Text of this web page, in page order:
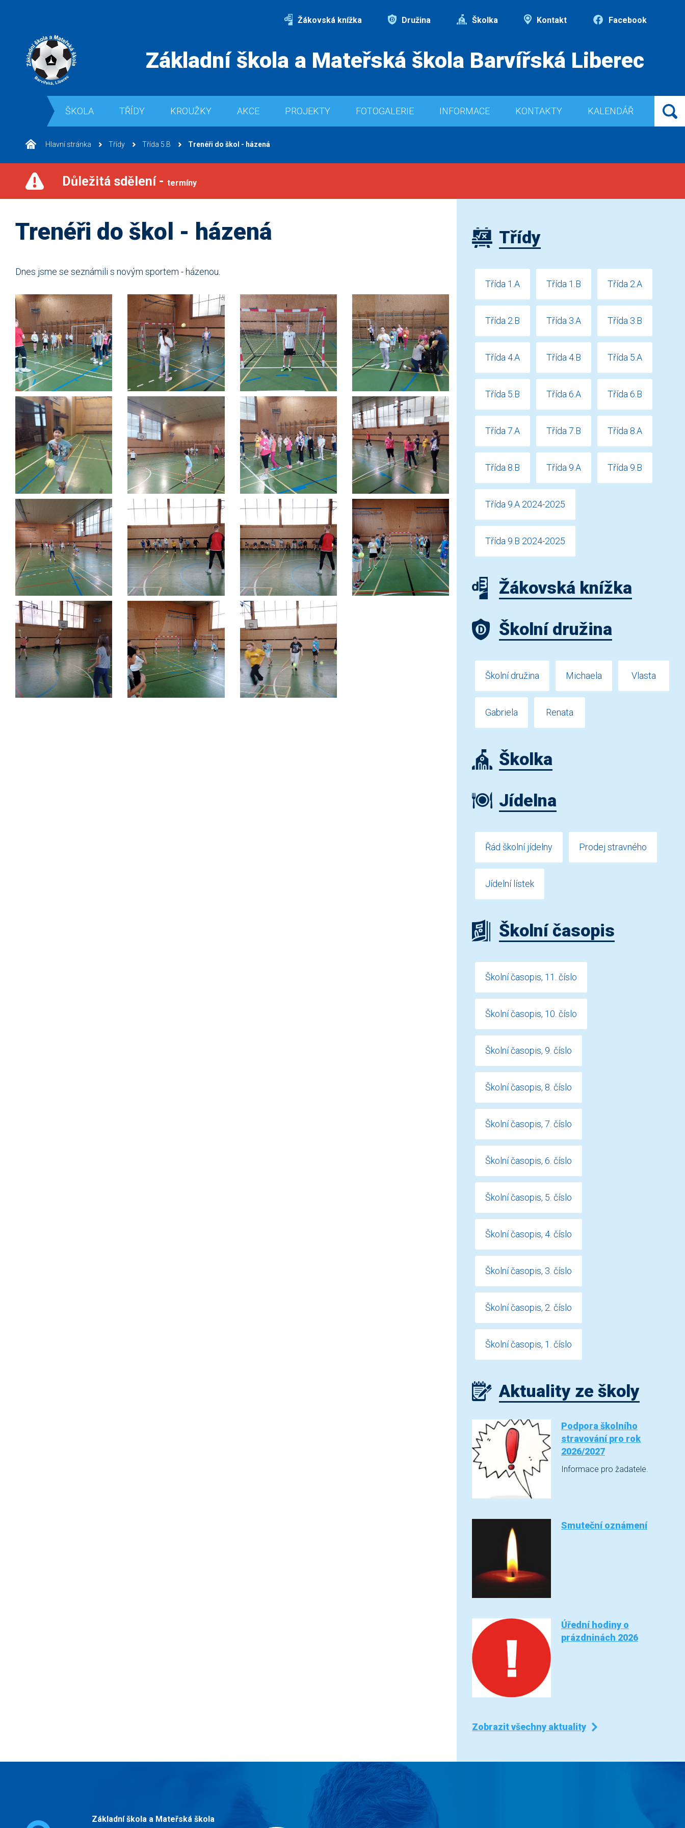
Žákovská knížka Družina Školka Kontakt Facebook
Základní škola a Mateřská škola Barvířská Liberec
ŠKOLA TŘÍDY KROUŽKY AKCE PROJEKTY FOTOGALERIE INFORMACE KONTAKTY KALENDÁŘ
Hlavní stránka Třídy Třída 5.B Trenéři do škol - házená
Důležitá sdělení - termíny
Trenéři do škol - házená
Dnes jsme se seznámili s novým sportem - házenou.
Třídy
Třída 1.A Třída 1.B Třída 2.A
Třída 2.B Třída 3.A Třída 3.B
Třída 4.A Třída 4.B Třída 5.A
Třída 5.B Třída 6.A Třída 6.B
Třída 7.A Třída 7.B Třída 8.A
Třída 8.B Třída 9.A Třída 9.B
Třída 9.A 2024-2025
Třída 9.B 2024-2025
Žákovská knížka
Školní družina
Školní družina Michaela Vlasta
Gabriela Renata
Školka
Jídelna
Řád školní jídelny Prodej stravného
Jídelní lístek
Školní časopis
Školní časopis, 11. číslo
Školní časopis, 10. číslo
Školní časopis, 9. číslo
Školní časopis, 8. číslo
Školní časopis, 7. číslo
Školní časopis, 6. číslo
Školní časopis, 5. číslo
Školní časopis, 4. číslo
Školní časopis, 3. číslo
Školní časopis, 2. číslo
Školní časopis, 1. číslo
Aktuality ze školy
Podpora školního
stravování pro rok
2026/2027
Informace pro žadatele.
Smuteční oznámení
Úřední hodiny o
prázdninách 2026
Zobrazit všechny aktuality
Základní škola a Mateřská škola